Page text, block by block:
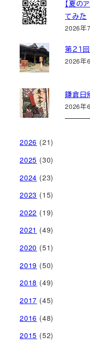
【夏の
てみた
2026年
第２１
2026年
鎌倉日
2026年
2026 (21)
2025 (30)
2024 (23)
2023 (15)
2022 (19)
2021 (49)
2020 (51)
2019 (50)
2018 (49)
2017 (45)
2016 (48)
2015 (52)